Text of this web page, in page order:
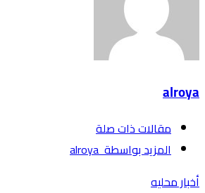
alroya
‫مقالات ذات صلة‬
‫‫المزيد بواسطة‬ ‬ alroya
أخبار محليه